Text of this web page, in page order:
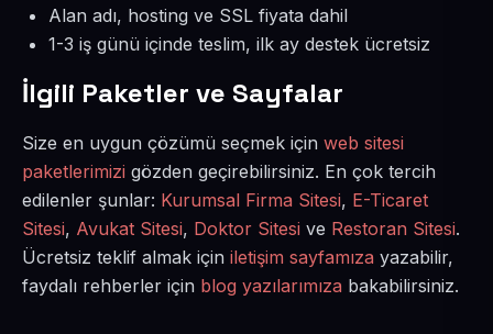
Alan adı, hosting ve SSL fiyata dahil
1-3 iş günü içinde teslim, ilk ay destek ücretsiz
İlgili Paketler ve Sayfalar
Size en uygun çözümü seçmek için web sitesi
paketlerimizi gözden geçirebilirsiniz. En çok tercih
edilenler şunlar: Kurumsal Firma Sitesi, E-Ticaret
Sitesi, Avukat Sitesi, Doktor Sitesi ve Restoran Sitesi.
Ücretsiz teklif almak için iletişim sayfamıza yazabilir,
faydalı rehberler için blog yazılarımıza bakabilirsiniz.